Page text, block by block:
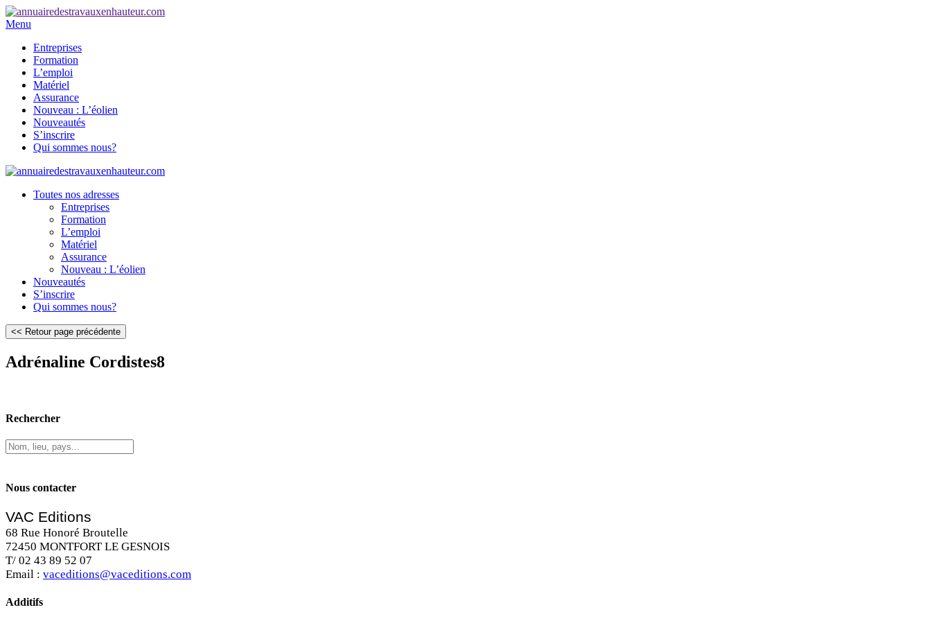
Menu
Entreprises
Formation
L’emploi
Matériel
Assurance
Nouveau : L’éolien
Nouveautés
S’inscrire
Qui sommes nous?
Toutes nos adresses
Entreprises
Formation
L’emploi
Matériel
Assurance
Nouveau : L’éolien
Nouveautés
S’inscrire
Qui sommes nous?
Adrénaline Cordistes8
Rechercher
Nous contacter
VAC Editions
68 Rue Honoré Broutelle
72450 MONTFORT LE GESNOIS
T/ 02 43 89 52 07
Email : vaceditions@vaceditions.com
Additifs